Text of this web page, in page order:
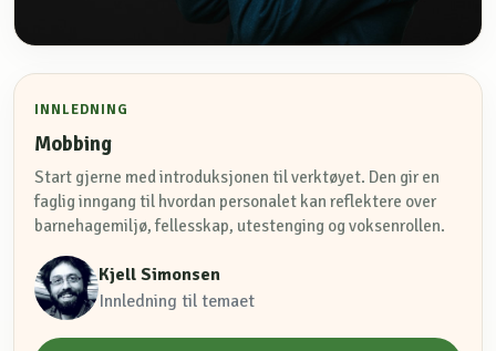
INNLEDNING
Mobbing
Start gjerne med introduksjonen til verktøyet. Den gir en
faglig inngang til hvordan personalet kan reflektere over
barnehagemiljø, fellesskap, utestenging og voksenrollen.
Kjell Simonsen
Innledning til temaet